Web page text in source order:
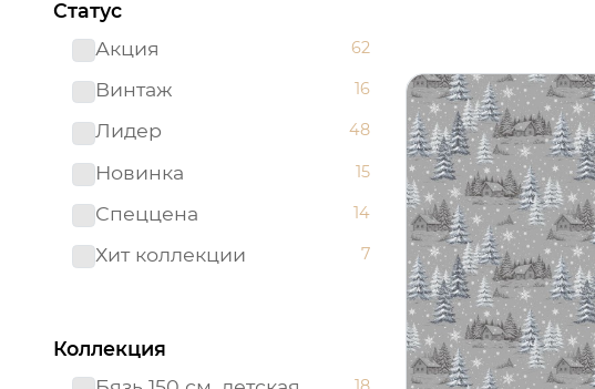
Статус
Акция
62
Винтаж 16
Лидер 48
Новинка 15
Спеццена 14
Хит коллекции 7
Коллекция